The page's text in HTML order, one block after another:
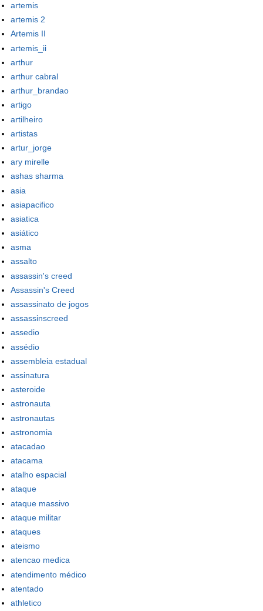
artemis
artemis 2
Artemis II
artemis_ii
arthur
arthur cabral
arthur_brandao
artigo
artilheiro
artistas
artur_jorge
ary mirelle
ashas sharma
asia
asiapacifico
asiatica
asiático
asma
assalto
assassin's creed
Assassin's Creed
assassinato de jogos
assassinscreed
assedio
assédio
assembleia estadual
assinatura
asteroide
astronauta
astronautas
astronomia
atacadao
atacama
atalho espacial
ataque
ataque massivo
ataque militar
ataques
ateismo
atencao medica
atendimento médico
atentado
athletico